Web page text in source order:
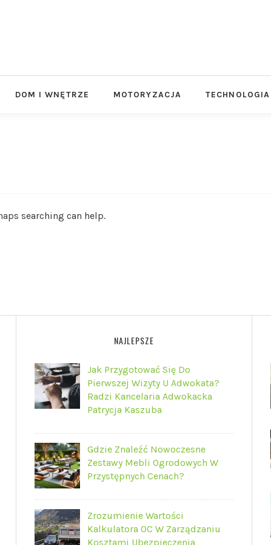
DOM I WNĘTRZE MOTORYZACJA TECHNOLOGIA
searching can help.
NAJLEPSZE
Jak Przygotować Się Do
Pierwszej Wizyty U Adwokata?
Radzi Kancelaria Adwokacka
Patrycja Kaszuba
Gdzie Znaleźć Nowoczesne
Zestawy Mebli Ogrodowych W
Przystępnych Cenach?
Zrozumienie Wartości
Kalkulatora OC W Zarządzaniu
Kosztami Ubezpieczenia